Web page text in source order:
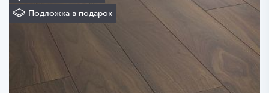
Подложка в подарок